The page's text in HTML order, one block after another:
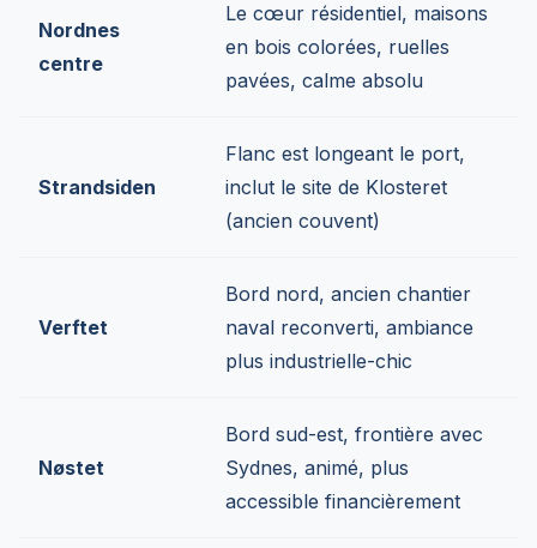
Nordnes
centre
Le cœur résidentiel, maisons
en bois colorées, ruelles
pavées, calme absolu
Strandsiden
Flanc est longeant le port,
inclut le site de Klosteret
(ancien couvent)
Verftet
Bord nord, ancien chantier
naval reconverti, ambiance
plus industrielle-chic
Nøstet
Bord sud-est, frontière avec
Sydnes, animé, plus
accessible financièrement